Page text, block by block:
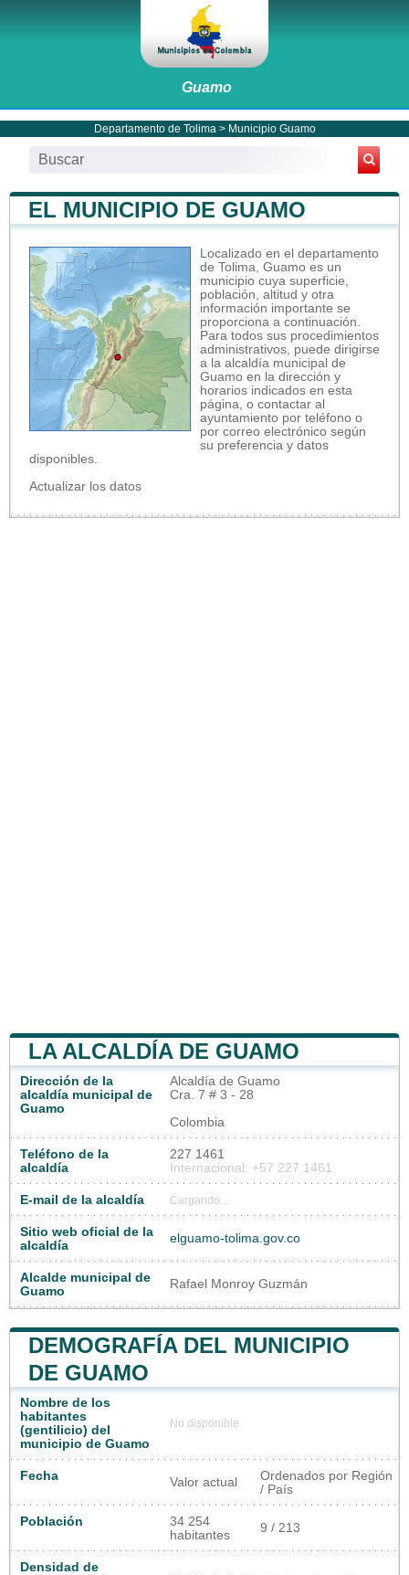
Guamo
Departamento de Tolima > Municipio Guamo
EL MUNICIPIO DE GUAMO
Localizado en el departamento
de Tolima, Guamo es un
municipio cuya superficie,
población, altitud y otra
información importante se
proporciona a continuación.
Para todos sus procedimientos
administrativos, puede dirigirse
a la alcaldía municipal de
Guamo en la dirección y
horarios indicados en esta
página, o contactar al
ayuntamiento por teléfono o
por correo electrónico según
su preferencia y datos
disponibles.
Actualizar los datos
LA ALCALDÍA DE GUAMO
Dirección de la
alcaldía municipal de
Guamo
Alcaldía de Guamo
Cra. 7 # 3 - 28
Colombia
Teléfono de la
alcaldía
227 1461
Internacional: +57 227 1461
E-mail de la alcaldía Cargando...
Sitio web oficial de la
alcaldía
elguamo-tolima.gov.co
Alcalde municipal de
Guamo
Rafael Monroy Guzmán
DEMOGRAFÍA DEL MUNICIPIO
DE GUAMO
Nombre de los
habitantes
(gentilicio) del
municipio de Guamo
No disponible
Fecha Valor actual
Ordenados por Región
/ País
Población
34 254
habitantes
9 / 213
Densidad de